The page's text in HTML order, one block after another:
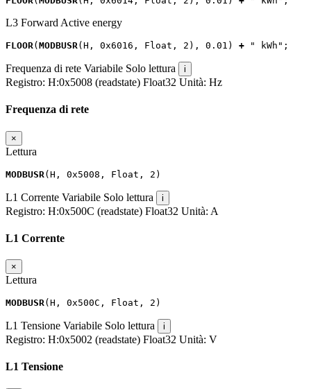
L3 Forward Active energy
FLOOR ( MODBUSR ( H , 0x6016 , Float , 2 ), 0.01 ) + " kWh" ;
Frequenza di rete Variabile Solo lettura i
Registro: H:0x5008 (readstate) Float32 Unità: Hz
Frequenza di rete
×
Lettura
MODBUSR (H , 0x5008 , Float , 2 )
L1 Corrente Variabile Solo lettura i
Registro: H:0x500C (readstate) Float32 Unità: A
L1 Corrente
×
Lettura
MODBUSR( H , 0x500C , Float , 2 )
L1 Tensione Variabile Solo lettura i
Registro: H:0x5002 (readstate) Float32 Unità: V
L1 Tensione